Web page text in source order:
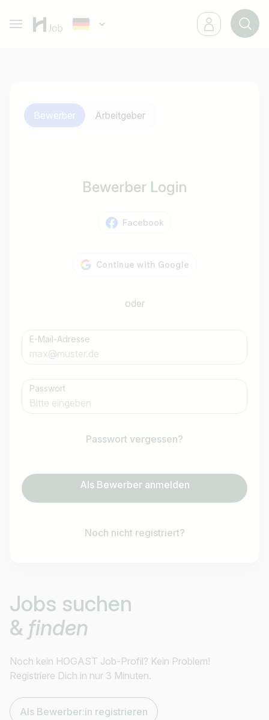
Jobs suchen
& finden
Noch kein HOGAST Job-Profil? Kein Problem!
Registriere Dich in nur 3 Minuten.
Als Bewerber:in registrieren
Bewerber Arbeitgeber
Bewerber Login
Facebook
oder
E-Mail-Adresse
Passwort
Passwort vergessen?
Als Bewerber anmelden
Noch nicht registriert?
Ich suche nach …
z.B. Österreich
Land / Bundesland
Jobs finden